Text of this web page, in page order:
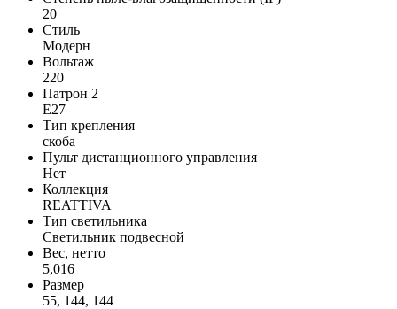
20
Стиль
Модерн
Вольтаж
220
Патрон 2
E27
Тип крепления
скоба
Пульт дистанционного управления
Нет
Коллекция
REATTIVA
Тип светильника
Светильник подвесной
Вес, нетто
5,016
Размер
55, 144, 144